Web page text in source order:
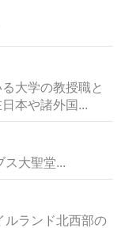
大学の教授職と
本や諸外国...
大聖堂...
ルランド北西部の